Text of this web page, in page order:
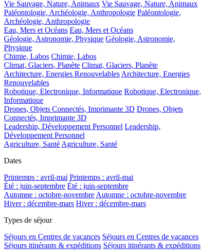
Vie Sauvage, Nature, Animaux Vie Sauvage, Nature, Animaux
Paléontologie, Archéologie, Anthropologie Paléontologie,
Archéologie, Anthropologie
Eau, Mers et Océans Eau, Mers et Océans
Géologie, Astronomie, Physique Géologie, Astronomie,
Physique
Chimie, Labos Chimie, Labos
Climat, Glaciers, Planète Climat, Glaciers, Planète
Architecture, Energies Renouvelables Architecture, Energies
Renouvelables
Robotique, Electronique, Informatique Robotique, Electronique,
Informatique
Drones, Objets Connectés, Imprimante 3D Drones, Objets
Connectés, Imprimante 3D
Leadership, Développement Personnel Leadership,
Développement Personnel
Agriculture, Santé Agriculture, Santé
Dates
Printemps : avril-mai Printemps : avril-mai
Été : juin-septembre Été : juin-septembre
Automne : octobre-novembre Automne : octobre-novembre
Hiver : décembre-mars Hiver : décembre-mars
Types de séjour
Séjours en Centres de vacances Séjours en Centres de vacances
Séjours itinérants & expéditions Séjours itinérants & expéditions